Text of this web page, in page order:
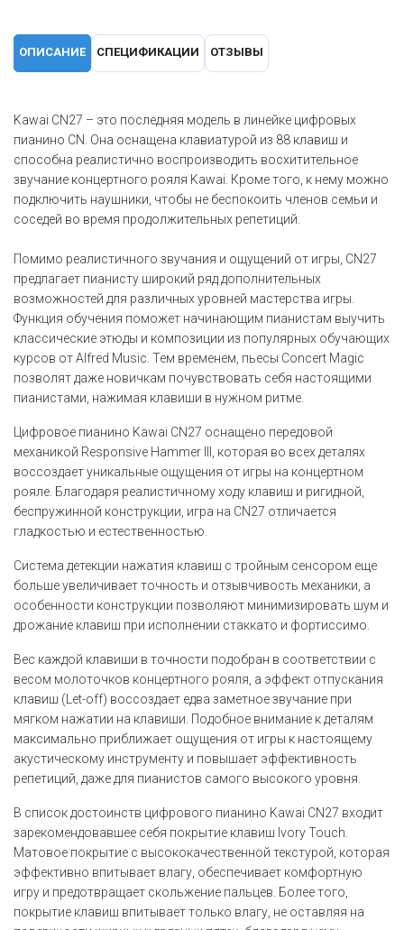
ОПИСАНИЕ СПЕЦИФИКАЦИИ ОТЗЫВЫ
Kawai CN27 – это последняя модель в линейке цифровых
пианино CN. Она оснащена клавиатурой из 88 клавиш и
способна реалистично воспроизводить восхитительное
звучание концертного рояля Kawai. Кроме того, к нему можно
подключить наушники, чтобы не беспокоить членов семьи и
соседей во время продолжительных репетиций.
Помимо реалистичного звучания и ощущений от игры, CN27
предлагает пианисту широкий ряд дополнительных
возможностей для различных уровней мастерства игры.
Функция обучения поможет начинающим пианистам выучить
классические этюды и композиции из популярных обучающих
курсов от Alfred Music. Тем временем, пьесы Concert Magic
позволят даже новичкам почувствовать себя настоящими
пианистами, нажимая клавиши в нужном ритме.
Цифровое пианино Kawai CN27 оснащено передовой
механикой Responsive Hammer III, которая во всех деталях
воссоздает уникальные ощущения от игры на концертном
рояле. Благодаря реалистичному ходу клавиш и ригидной,
беспружинной конструкции, игра на CN27 отличается
гладкостью и естественностью.
Система детекции нажатия клавиш с тройным сенсором еще
больше увеличивает точность и отзывчивость механики, а
особенности конструкции позволяют минимизировать шум и
дрожание клавиш при исполнении стаккато и фортиссимо.
Вес каждой клавиши в точности подобран в соответствии с
весом молоточков концертного рояля, а эффект отпускания
клавиш (Let-off) воссоздает едва заметное звучание при
мягком нажатии на клавиши. Подобное внимание к деталям
максимально приближает ощущения от игры к настоящему
акустическому инструменту и повышает эффективность
репетиций, даже для пианистов самого высокого уровня.
В список достоинств цифрового пианино Kawai CN27 входит
зарекомендовавшее себя покрытие клавиш Ivory Touch.
Матовое покрытие с высококачественной текстурой, которая
эффективно впитывает влагу, обеспечивает комфортную
игру и предотвращает скольжение пальцев. Более того,
покрытие клавиш впитывает только влагу, не оставляя на